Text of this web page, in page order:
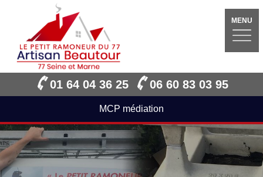
MENU
01 64 04 36 25 06 60 83 03 95
MCP médiation